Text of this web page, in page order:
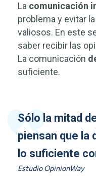
La comunicación
problema y evitar
valiosos. En este
saber recibir las
La comunicación
suficiente.
Sólo la mitad
piensan que la
lo suficiente
Estudio OpinionWay